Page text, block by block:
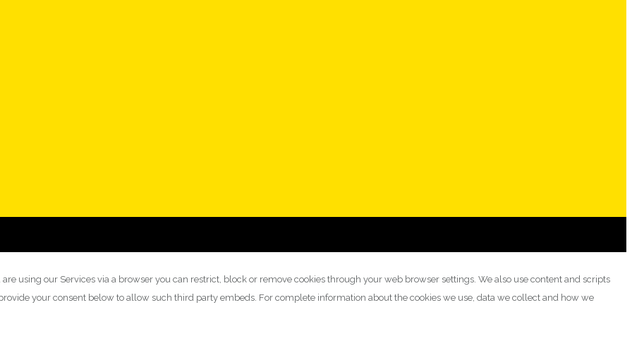
using our Services via a browser you can restrict, block or remove cookies through your web browser settings. We also use content and scripts
your consent below to allow such third party embeds. For complete information about the cookies we use, data we collect and how we